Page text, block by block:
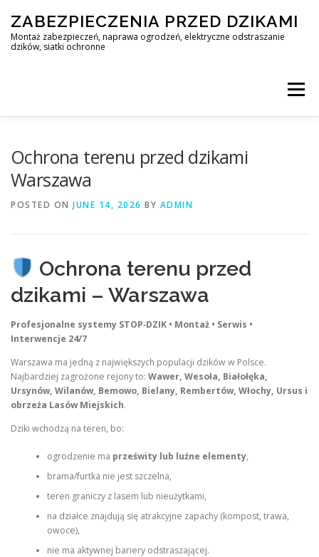
content
ZABEZPIECZENIA PRZED DZIKAMI
Montaż zabezpieczeń, naprawa ogrodzeń, elektryczne odstraszanie
dzików, siatki ochronne
Menu
KONTAKT
Ochrona terenu przed dzikami
Warszawa
POSTED ON JUNE 14, 2026 BY ADMIN
Ochrona terenu przed
dzikami – Warszawa
Profesjonalne systemy STOP‑DZIK • Montaż • Serwis •
Interwencje 24/7
Warszawa ma jedną z największych populacji dzików w Polsce.
Najbardziej zagrożone rejony to: Wawer, Wesoła, Białołęka,
Ursynów, Wilanów, Bemowo, Bielany, Rembertów, Włochy, Ursus i
obrzeża Lasów Miejskich.
Dziki wchodzą na teren, bo:
ogrodzenie ma prześwity lub luźne elementy,
brama/furtka nie jest szczelna,
teren graniczy z lasem lub nieużytkami,
na działce znajdują się atrakcyjne zapachy (kompost, trawa,
owoce),
nie ma aktywnej bariery odstraszającej.